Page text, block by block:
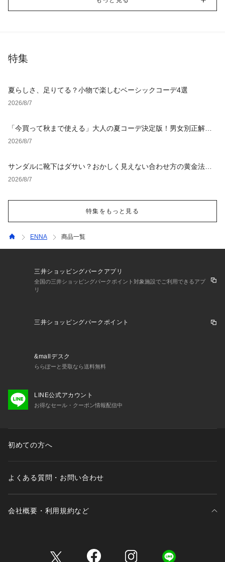
特集
夏らしさ、足りてる？小物で楽しむベーシックコーデ4選
2026/8/7
「今買って秋まで使える」大人の夏コーデ決定版！男女別正解ス
タイルとNGな着こなし
2026/8/7
サンダルに靴下はダサい？おかしく見えない合わせ方の黄金法則
と男女別おすすめコーデ
2026/8/7
特集をもっと見る
ENNA 商品一覧
三井ショッピングパークアプリ
全国の三井ショッピングパークポイント対象施設でご利用できるアプ
リ
三井ショッピングパークポイント
&mallデスク
ららぽーと受取なら送料無料
LINE公式アカウント
お得なセール・クーポン情報配信中
初めての方へ
よくある質問・お問い合わせ
会社概要・利用規約など